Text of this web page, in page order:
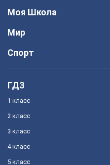
Моя Школа
Мир
Спорт
ГДЗ
1 класс
2 класс
3 класс
4 класс
5 класс